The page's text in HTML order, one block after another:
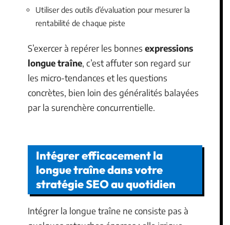
Utiliser des outils d’évaluation pour mesurer la
rentabilité de chaque piste
S’exercer à repérer les bonnes expressions
longue traîne, c’est affuter son regard sur
les micro-tendances et les questions
concrètes, bien loin des généralités balayées
par la surenchère concurrentielle.
Intégrer efficacement la
longue traîne dans votre
stratégie SEO au quotidien
Intégrer la longue traîne ne consiste pas à